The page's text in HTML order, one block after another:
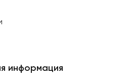
информация